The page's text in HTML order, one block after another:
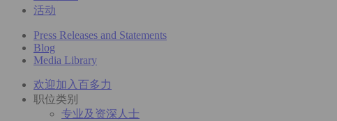
活动
Press Releases and Statements
Blog
Media Library
欢迎加入百多力
职位类别
专业及资深人士